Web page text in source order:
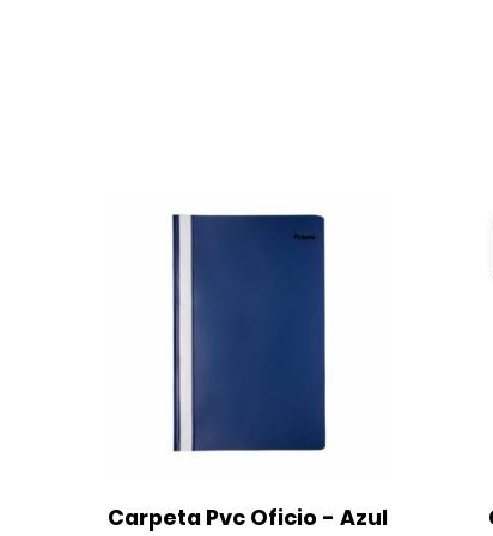
Carpeta Pvc Oficio - Azul